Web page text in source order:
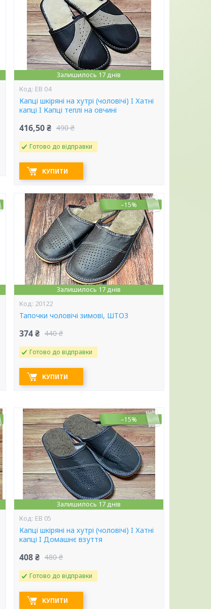
Залишилось 17 днів
ЕВ 04
Капці шкіряні на хутрі (чоловічі) I Хатні
капці I Капці теплі на овчині
416,50 ₴ 490 ₴
Готово до відправки
КУПИТИ
–15%
Залишилось 17 днів
20122
Тапочки чоловічі зимові, ШТО3
374 ₴ 440 ₴
Готово до відправки
КУПИТИ
–15%
Залишилось 17 днів
ЕВ 05
Капці шкіряні на хутрі (чоловічі) I Хатні
капці I Домашнє взуття
408 ₴ 480 ₴
Готово до відправки
КУПИТИ